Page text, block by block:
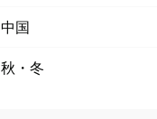
中国
秋・冬